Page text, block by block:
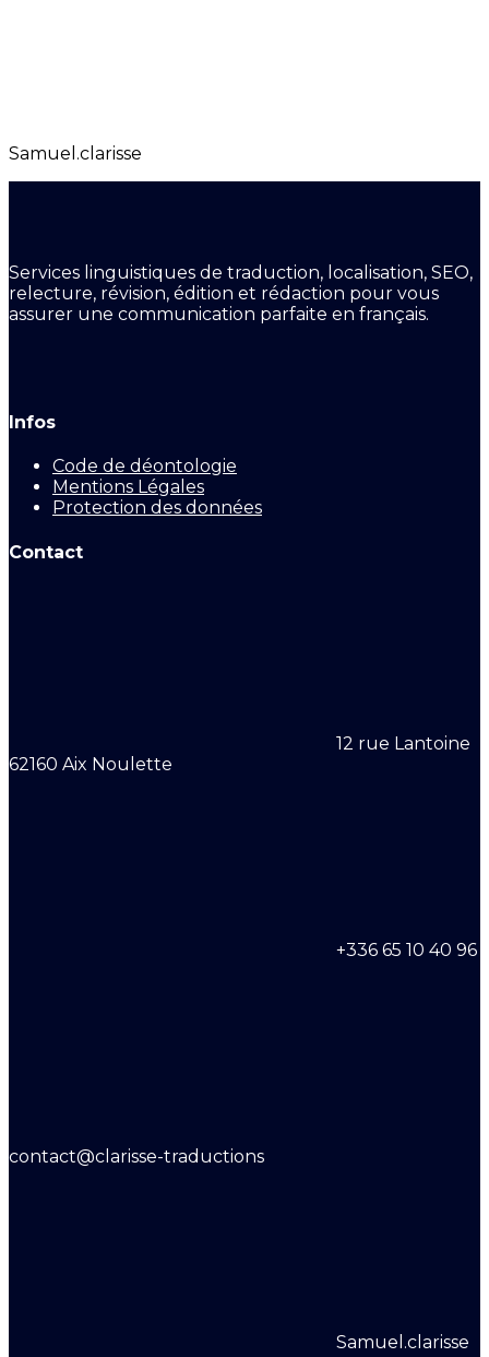
Samuel.clarisse
Services linguistiques de traduction, localisation, SEO,
relecture, révision, édition et rédaction pour vous
assurer une communication parfaite en français.
Infos
Code de déontologie
Mentions Légales
Protection des données
Contact
12 rue Lantoine
62160 Aix Noulette
+336 65 10 40 96
contact@clarisse-traductions
Samuel.clarisse